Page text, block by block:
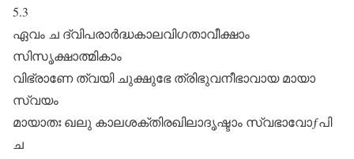
5.3
ഏവം ച ദ്വിപരാർദ്ധകാലവിഗതാവീക്ഷാം
സിസൃക്ഷാത്മികാം
വിഭ്രാണേ ത്വയി ചുക്ഷുഭേ ത്രിഭുവനീഭാവായ മായാ
സ്വയം
മായാതഃ ഖലു കാലശക്തിരഖിലാദൃഷ്ടാം സ്വഭാവോƒപി
ച